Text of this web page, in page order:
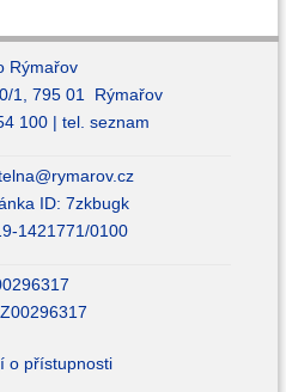
Rýmařov
1, 795 01 Rýmařov
100 | tel. seznam
ID: 7zkbugk
1421771/0100
o přístupnosti